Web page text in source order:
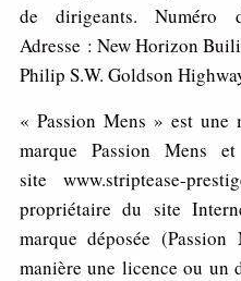
de dirigeants. Numéro
Adresse : New Horizon
Philip S.W. Goldson
« Passion Mens » est une
marque Passion Mens
site www.striptease-
propriétaire du site
marque déposée
manière une licence ou un